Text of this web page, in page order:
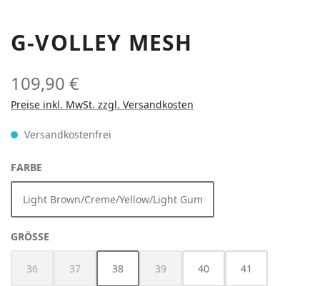
G-VOLLEY MESH
109,90 €
Preise inkl. MwSt. zzgl. Versandkosten
Versandkostenfrei
FARBE
Light Brown/Creme/Yellow/Light Gum
GRÖSSE
36
(Diese Option ist zurzeit nicht verfügbar.)
37
(Diese Option ist zurzeit nicht verfügbar.)
38 39
(Diese Option ist zurzeit nicht
40 41